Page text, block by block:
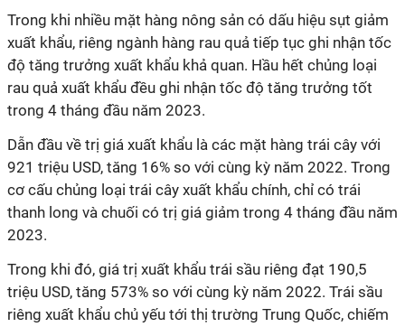
Trong khi nhiều mặt hàng nông sản có dấu hiệu sụt giảm
xuất khẩu, riêng ngành hàng rau quả tiếp tục ghi nhận tốc
độ tăng trưởng xuất khẩu khả quan. Hầu hết chủng loại
rau quả xuất khẩu đều ghi nhận tốc độ tăng trưởng tốt
trong 4 tháng đầu năm 2023.
Dẫn đầu về trị giá xuất khẩu là các mặt hàng trái cây với
921 triệu USD, tăng 16% so với cùng kỳ năm 2022. Trong
cơ cấu chủng loại trái cây xuất khẩu chính, chỉ có trái
thanh long và chuối có trị giá giảm trong 4 tháng đầu năm
2023.
Trong khi đó, giá trị xuất khẩu trái sầu riêng đạt 190,5
triệu USD, tăng 573% so với cùng kỳ năm 2022. Trái sầu
riêng xuất khẩu chủ yếu tới thị trường Trung Quốc, chiếm